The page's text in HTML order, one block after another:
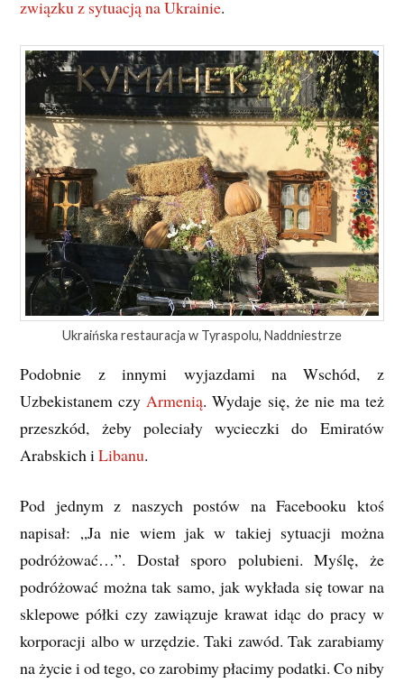
związku z sytuacją na Ukrainie.
Ukraińska restauracja w Tyraspolu, Naddniestrze
Podobnie z innymi wyjazdami na Wschód, z
Uzbekistanem czy Armenią. Wydaje się, że nie ma też
przeszkód, żeby poleciały wycieczki do Emiratów
Arabskich iLibanu.
Pod jednym z naszych postów na Facebooku ktoś
napisał: „Ja nie wiem jak w takiej sytuacji można
podróżować…”. Dostał sporo polubieni. Myślę, że
podróżować można tak samo, jak wykłada się towar na
sklepowe półki czy zawiązuje krawat idąc do pracy w
korporacji albo w urzędzie. Taki zawód. Tak zarabiamy
na życie i od tego, co zarobimy płacimy podatki. Co niby